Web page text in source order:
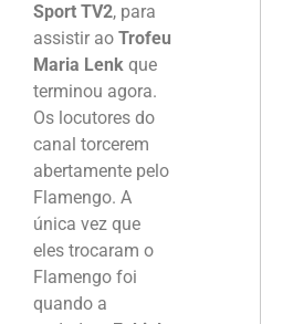
Sport TV2, para
assistir ao Trofeu
Maria Lenk que
terminou agora.
Os locutores do
canal torcerem
abertamente pelo
Flamengo. A
única vez que
eles trocaram o
Flamengo foi
quando a